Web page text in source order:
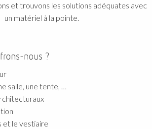
et trouvons les solutions adéquates avec
un matériel à la pointe.
nous ?
salle, une tente, …
et le vestiaire